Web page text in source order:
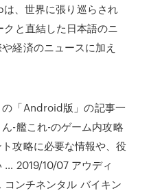
、世界に張り巡らされ
と直結した日本語のニ
経済のニュースに加え
「Android版」の記事一
-艦これ-のゲーム内攻略
攻略に必要な情報や、役
… 2019/10/07 アウディ
ンチネンタル バイキン